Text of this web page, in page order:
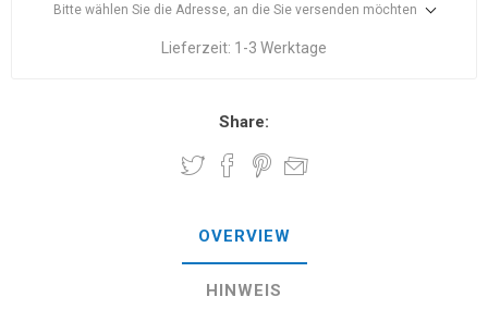
Bitte wählen Sie die Adresse, an die Sie versenden möchten
Lieferzeit: 1-3 Werktage
Share:
OVERVIEW
HINWEIS